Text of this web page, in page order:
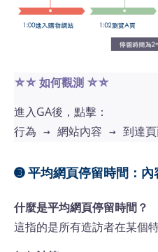
⛤⛤ 如何觀測 ⛤⛤
進入GA後，點擊：
行為 → 網站內容 → 到達頁
➌ 平均網頁停留時間：內
什麼是平均網頁停留時間？
這指的是所有造訪者在某個